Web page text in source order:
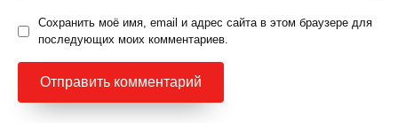
Сохранить моё имя, email и адрес сайта в этом браузере для
последующих моих комментариев.